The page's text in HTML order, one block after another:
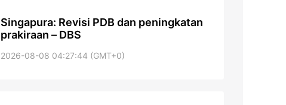
Singapura: Revisi PDB dan peningkatan
prakiraan – DBS
2026-08-08 04:27:44 (GMT+0)